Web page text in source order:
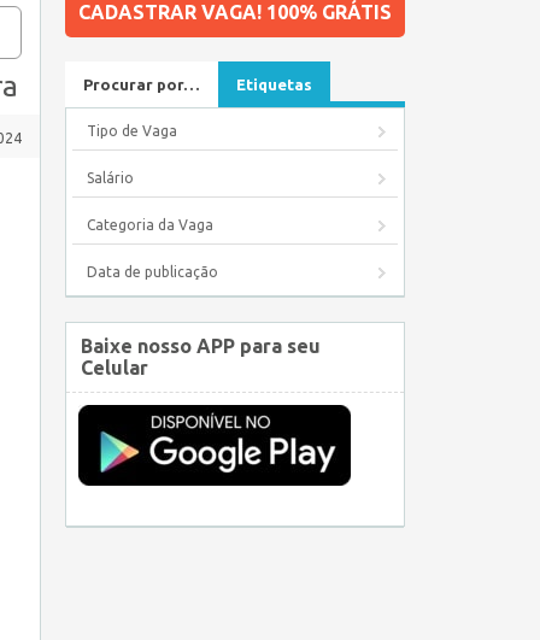
CADASTRAR VAGA! 100% GRÁTIS
Procurar por… Etiquetas
Tipo de Vaga
Salário
Categoria da Vaga
Data de publicação
Baixe nosso APP para seu
Celular